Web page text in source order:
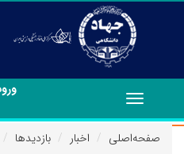
Toggle
navigation
صفحه‌اصلی
اخبار بازدیدها